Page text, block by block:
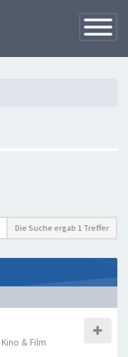
Die Suche ergab 1 Treffer
Kino & Film